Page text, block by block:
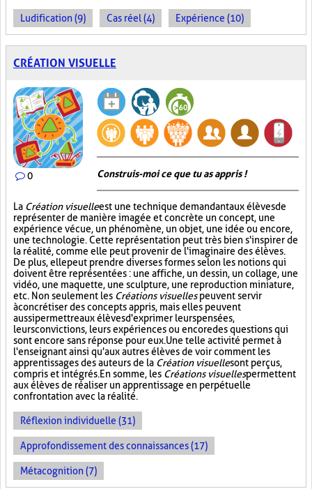
Ludification (9) Cas réel (4) Expérience (10)
CRÉATION VISUELLE
0 Construis-moi ce que tu as appris !
La Création visuelleest une technique demandant aux élèves de
représenter de manière imagée et concrète un concept, une
expérience vécue, un phénomène, un objet, une idée ou encore,
une technologie. Cette représentation peut très bien s'inspirer de
la réalité, comme elle peut provenir de l'imaginaire des élèves.
De plus, elle peut prendre diverses formes selon les notions qui
doivent être représentées : une affiche, un dessin, un collage, une
vidéo, une maquette, une sculpture, une reproduction miniature,
etc. Non seulement les Créations visuellespeuvent servir
à concrétiser des concepts appris, mais elles peuvent
aussi permettre aux élèves d'exprimer leurs pensées,
leurs convictions, leurs expériences ou encore des questions qui
sont encore sans réponse pour eux. Une telle activité permet à
l'enseignant ainsi qu'aux autres élèves de voir comment les
apprentissages des auteurs de la Création visuellesont perçus,
compris et intégrés. En somme, les Créations visuellespermettent
aux élèves de réaliser un apprentissage en perpétuelle
confrontation avec la réalité.
Réflexion individuelle (31)
Approfondissement des connaissances (17)
Métacognition (7)